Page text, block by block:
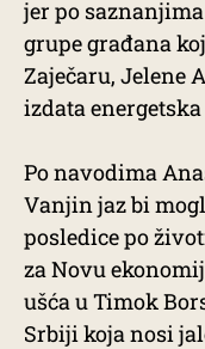
jer po
grupe građana
Zaječaru, Jelene
izdata
Po navodima
Vanjin jaz bi
posledice po
za Novu
ušća u Timok
Srbiji koja nosi